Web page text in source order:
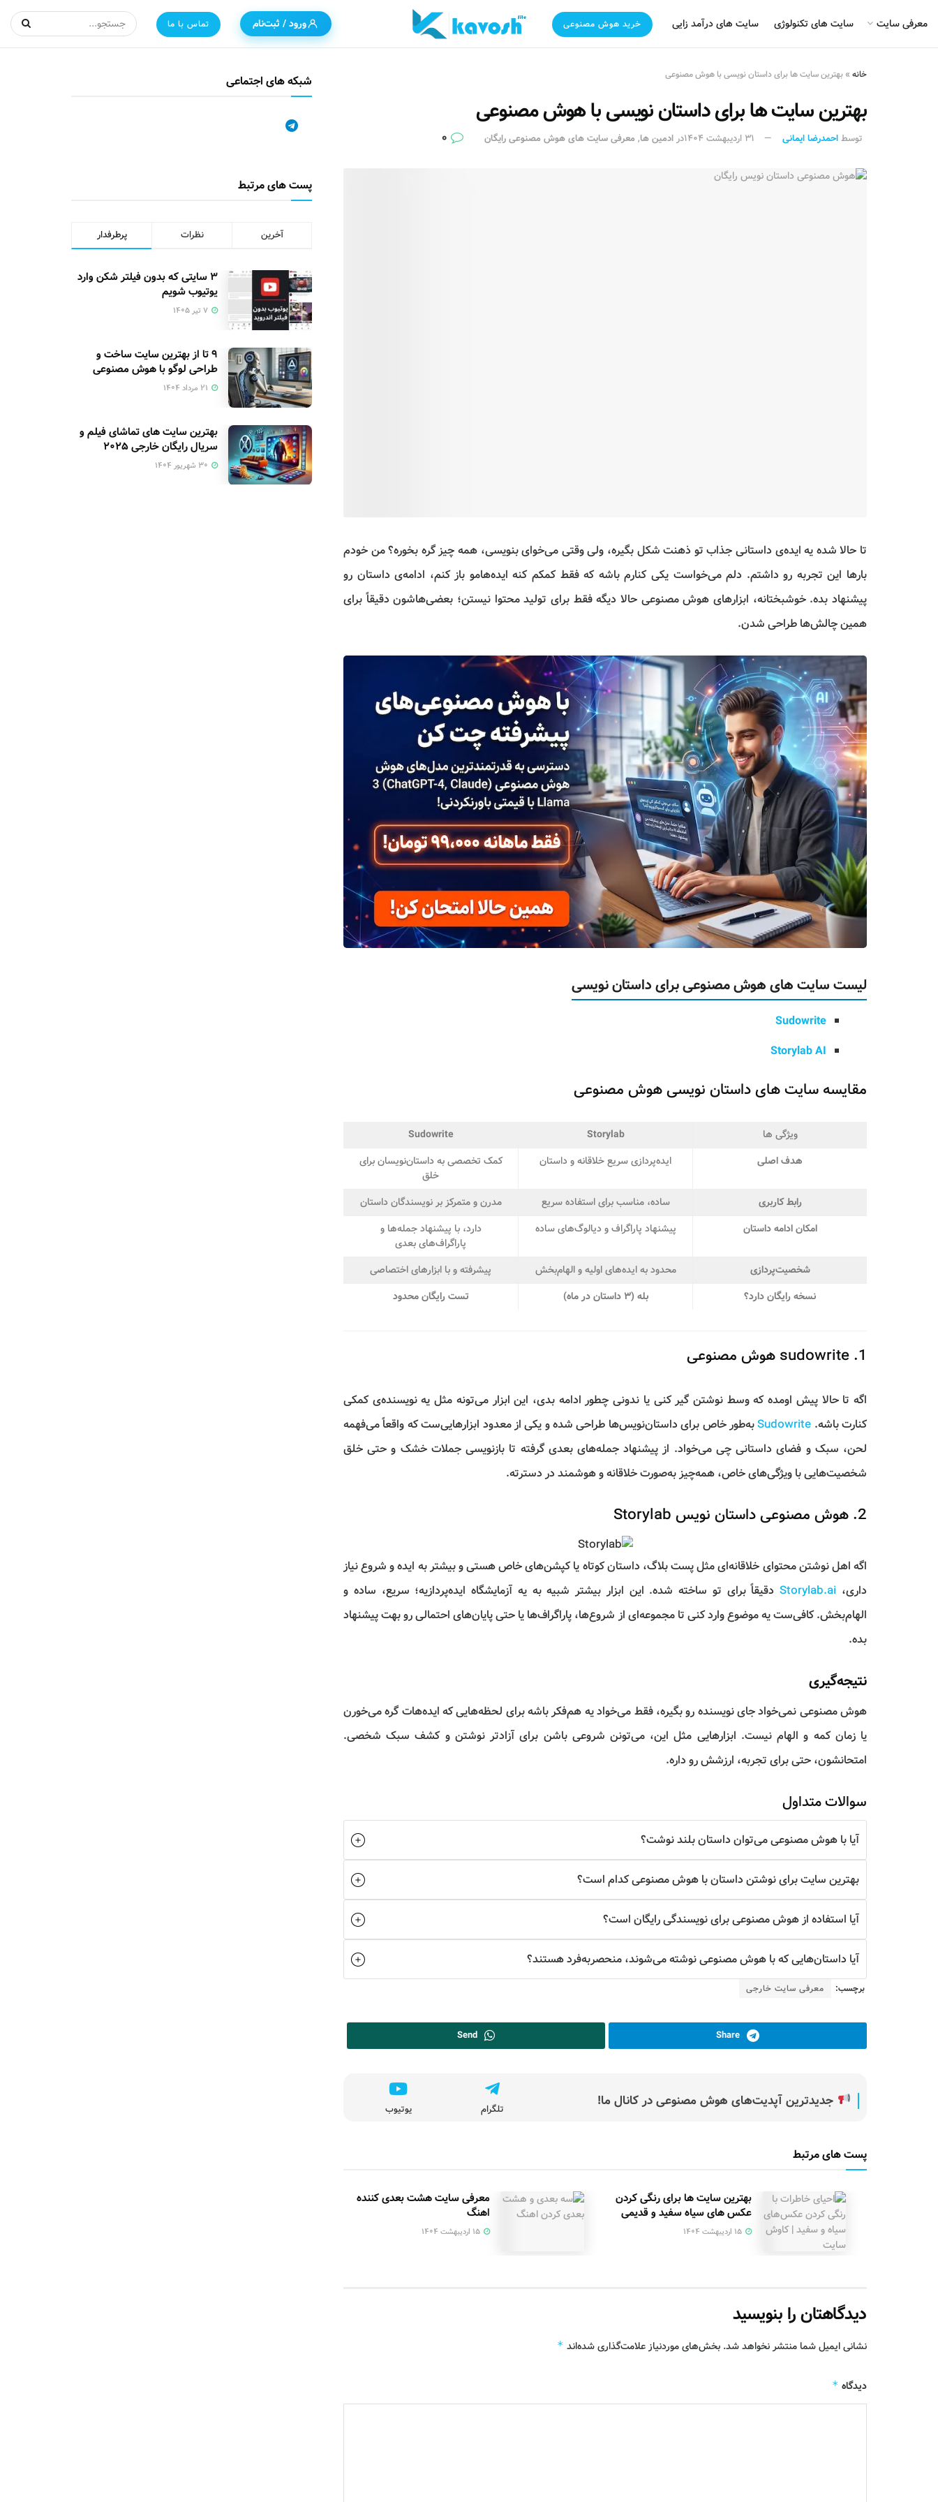
معرفی سایت سایت های تکنولوژی سایت های درآمد زایی خرید هوش مصنوعی ورود / ثبت‌نام تماس با ما
خانه » بهترین سایت ها برای داستان نویسی با هوش مصنوعی
بهترین سایت ها برای داستان نویسی با هوش مصنوعی
توسطاحمدرضا ایمانی ۳۱ اردیبهشت ۱۴۰۴ درادمین ها, معرفی سایت های هوش مصنوعی رایگان
تا حالا شده یه ایده‌ی داستانی جذاب تو ذهنت شکل بگیره، ولی وقتی می‌خوای بنویسی، همه چیز گره بخوره؟ من خودم
بارها این تجربه رو داشتم. دلم می‌خواست یکی کنارم باشه که فقط کمکم کنه ایده‌هامو باز کنم، ادامه‌ی داستان رو
پیشنهاد بده. خوشبختانه، ابزارهای هوش مصنوعی حالا دیگه فقط برای تولید محتوا نیستن؛ بعضی‌هاشون دقیقاً برای
همین چالش‌ها طراحی شدن.
لیست سایت های هوش مصنوعی برای داستان نویسی
Sudowrite
Storylab AI
مقایسه سایت های داستان نویسی هوش مصنوعی
ویژگی ها Storylab
Sudowrite
هدف اصلی
ایده‌پردازی سریع خلاقانه و داستان
کمک تخصصی به داستان‌نویسان برای
خلق
رابط کاربری
ساده، مناسب برای استفاده سریع
مدرن و متمرکز بر نویسندگان داستان
امکان ادامه داستان
پیشنهاد پاراگراف و دیالوگ‌های ساده
دارد، با پیشنهاد جمله‌ها و
پاراگراف‌های بعدی
شخصیت‌پردازی
محدود به ایده‌های اولیه و الهام‌بخش
پیشرفته و با ابزارهای اختصاصی
نسخه رایگان دارد؟
بله (۳ داستان در ماه) تست رایگان محدود
1. sudowrite هوش مصنوعی
اگه تا حالا پیش اومده که وسط نوشتن گیر کنی یا ندونی چطور ادامه بدی، این ابزار می‌تونه مثل یه نویسنده‌ی کمکی
کنارت باشه. Sudowriteبه‌طور خاص برای داستان‌نویس‌ها طراحی شده و یکی از معدود ابزارهایی‌ست که واقعاً می‌فهمه
لحن، سبک و فضای داستانی چی می‌خواد. از پیشنهاد جمله‌های بعدی گرفته تا بازنویسی جملات خشک و حتی خلق
شخصیت‌هایی با ویژگی‌های خاص، همه‌چیز به‌صورت خلاقانه و هوشمند در دسترته.
2. هوش مصنوعی داستان نویس Storylab
اگه اهل نوشتن محتوای خلاقانه‌ای مثل پست بلاگ، داستان کوتاه یا کپشن‌های خاص هستی و بیشتر به ایده و شروع نیاز
داری، Storylab.aiدقیقاً برای تو ساخته شده. این ابزار بیشتر شبیه به یه آزمایشگاه ایده‌پردازیه؛ سریع، ساده و
الهام‌بخش. کافی‌ست یه موضوع وارد کنی تا مجموعه‌ای از شروع‌ها، پاراگراف‌ها یا حتی پایان‌های احتمالی رو بهت پیشنهاد
بده.
نتیجه‌گیری
هوش مصنوعی نمی‌خواد جای نویسنده رو بگیره، فقط می‌خواد یه هم‌فکر باشه برای لحظه‌هایی که ایده‌هات گره می‌خورن
یا زمان کمه و الهام نیست. ابزارهایی مثل این، می‌تونن شروعی باشن برای آزادتر نوشتن و کشف سبک شخصی.
امتحانشون، حتی برای تجربه، ارزشش رو داره.
سوالات متداول
آیا با هوش مصنوعی می‌توان داستان بلند نوشت؟
بهترین سایت برای نوشتن داستان با هوش مصنوعی کدام است؟
آیا استفاده از هوش مصنوعی برای نویسندگی رایگان است؟
آیا داستان‌هایی که با هوش مصنوعی نوشته می‌شوند، منحصربه‌فرد هستند؟
برچسب: معرفی سایت خارجی
Share
Send
جدیدترین آپدیت‌های هوش مصنوعی در کانال ما! تلگرام یوتیوب
پست های مرتبط
معرفی سایت هشت بعدی کننده
اهنگ
بهترین سایت ها برای رنگی کردن
عکس های سیاه سفید و قدیمی
بارگذاری بیشتر
دیدگاهتان را بنویسید
نشانی ایمیل شما منتشر نخواهد شد. بخش‌های موردنیاز علامت‌گذاری شده‌اند *
دیدگاه *
شبکه های اجتماعی
پست های مرتبط
پرطرفدار نظرات آخرین
۳ سایتی که بدون فیلتر شکن وارد
یوتیوب شویم
۹ تا از بهترین سایت ساخت و
طراحی لوگو با هوش مصنوعی
بهترین سایت های تماشای فیلم و
سریال رایگان خارجی ۲۰۲۵